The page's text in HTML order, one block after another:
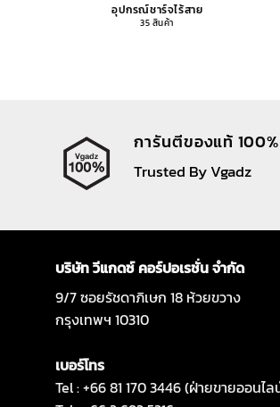
อุปกรณ์ชาร์จไร้สาย
35 สินค้า
การันตีของแท้ 100%
Trusted By Vgadz
บริษัท วีแกดซ์ คอร์ปอเรชั่น จำกัด
9/7 ซอยรัชดาภิเษก 18 ห้วยขวาง
กรุงเทพฯ 10310
เบอร์โทร
Tel : +66 81 170 3446 (ฝ่ายขายออนไล